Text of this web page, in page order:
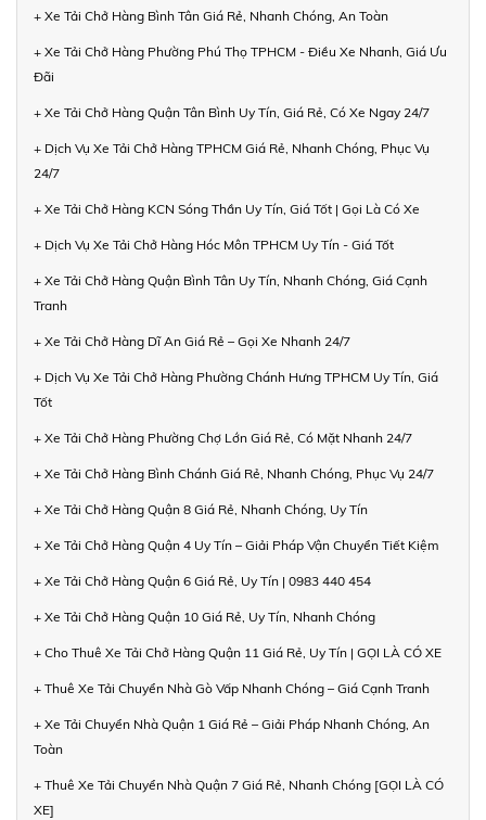
+ Xe Tải Chở Hàng Bình Tân Giá Rẻ, Nhanh Chóng, An Toàn
+ Xe Tải Chở Hàng Phường Phú Thọ TPHCM - Điều Xe Nhanh, Giá Ưu
Đãi
+ Xe Tải Chở Hàng Quận Tân Bình Uy Tín, Giá Rẻ, Có Xe Ngay 24/7
+ Dịch Vụ Xe Tải Chở Hàng TPHCM Giá Rẻ, Nhanh Chóng, Phục Vụ
24/7
+ Xe Tải Chở Hàng KCN Sóng Thần Uy Tín, Giá Tốt | Gọi Là Có Xe
+ Dịch Vụ Xe Tải Chở Hàng Hóc Môn TPHCM Uy Tín - Giá Tốt
+ Xe Tải Chở Hàng Quận Bình Tân Uy Tín, Nhanh Chóng, Giá Cạnh
Tranh
+ Xe Tải Chở Hàng Dĩ An Giá Rẻ – Gọi Xe Nhanh 24/7
+ Dịch Vụ Xe Tải Chở Hàng Phường Chánh Hưng TPHCM Uy Tín, Giá
Tốt
+ Xe Tải Chở Hàng Phường Chợ Lớn Giá Rẻ, Có Mặt Nhanh 24/7
+ Xe Tải Chở Hàng Bình Chánh Giá Rẻ, Nhanh Chóng, Phục Vụ 24/7
+ Xe Tải Chở Hàng Quận 8 Giá Rẻ, Nhanh Chóng, Uy Tín
+ Xe Tải Chở Hàng Quận 4 Uy Tín – Giải Pháp Vận Chuyển Tiết Kiệm
+ Xe Tải Chở Hàng Quận 6 Giá Rẻ, Uy Tín | 0983 440 454
+ Xe Tải Chở Hàng Quận 10 Giá Rẻ, Uy Tín, Nhanh Chóng
+ Cho Thuê Xe Tải Chở Hàng Quận 11 Giá Rẻ, Uy Tín | GỌI LÀ CÓ XE
+ Thuê Xe Tải Chuyển Nhà Gò Vấp Nhanh Chóng – Giá Cạnh Tranh
+ Xe Tải Chuyển Nhà Quận 1 Giá Rẻ – Giải Pháp Nhanh Chóng, An
Toàn
+ Thuê Xe Tải Chuyển Nhà Quận 7 Giá Rẻ, Nhanh Chóng [GỌI LÀ CÓ
XE]